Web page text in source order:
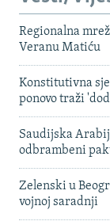
Regionalna
Veranu Matiću
Konstitutivna
ponovo traži
Saudijska
odbrambeni
Zelenski u
vojnoj saradnji